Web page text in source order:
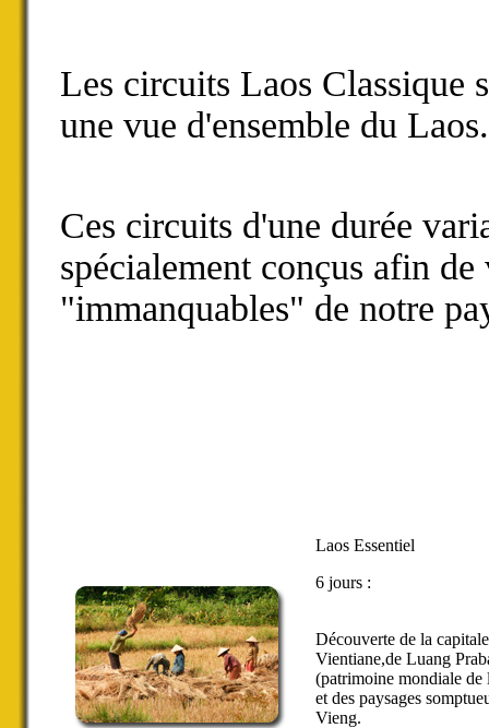
Les circuits Laos Classique
une vue d'ensemble du Laos.
Ces circuits d'une durée
spécialement conçus afin
"immanquables" de notre
Laos Essentiel
6 jours :
Découverte de la capitale
Vientiane,de Luang
(patrimoine mondiale de
et des paysages
Vieng.